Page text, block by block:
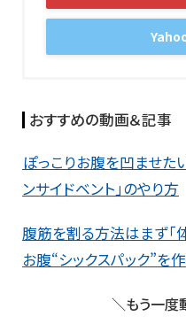
おすすめの動画＆記事
ぽっこりお腹を凹ませた
ンサイドベント」のやり方
腹筋を割る方法はまず「
お腹“シックスパック”を
＼もう一度